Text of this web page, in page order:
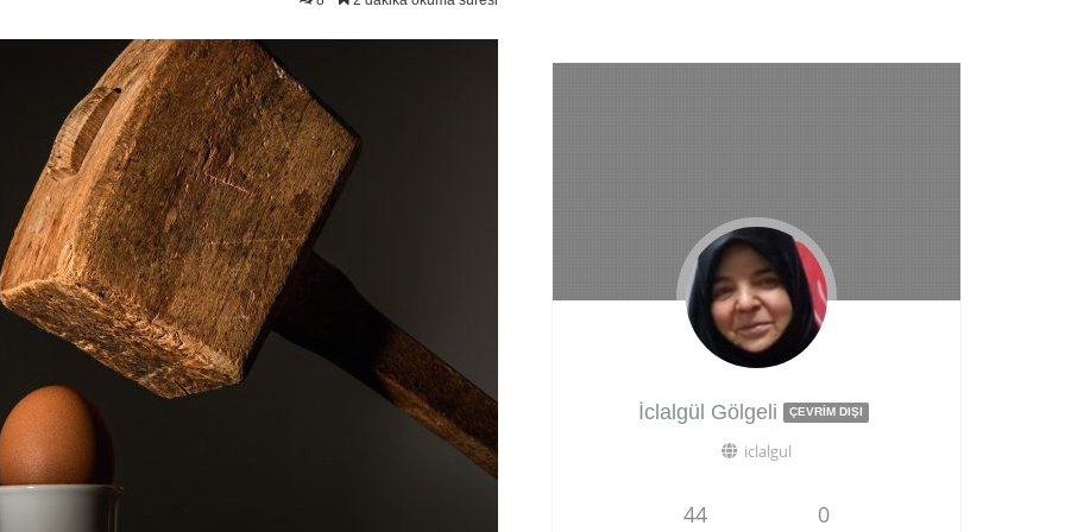
İclalgül Gölgeli ÇEVRIM DIŞI
iclalgul
44 0